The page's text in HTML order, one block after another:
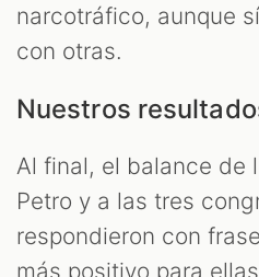
narcotráfico, aunque
con otras.
Nuestros
Al final, el balance de
Petro y a las tres
respondieron con
más positivo para